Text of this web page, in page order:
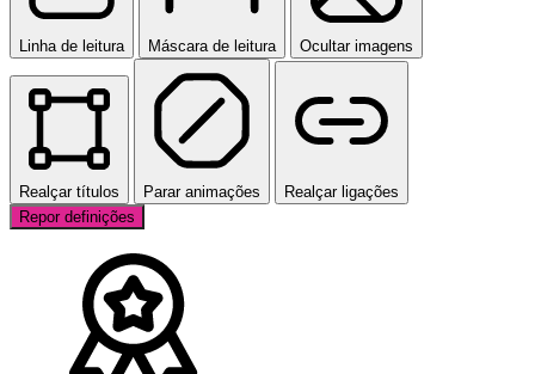
Linha de leitura Máscara de leitura Ocultar imagens
Realçar títulos Parar animações
Realçar ligações
Repor definições